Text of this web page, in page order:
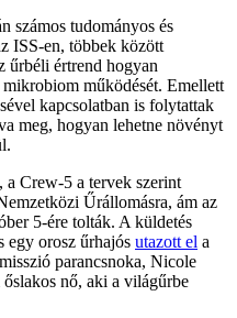
számos tudományos és
ISS-en, többek között
űrbéli értrend hogyan
működését. Emellett
kapcsolatban is folytattak
meg, hogyan lehetne növényt
Crew-5 a tervek szerint
Űrállomásra, ám az
5-ére tolták. A küldetés
egy orosz űrhajós utazott el a
parancsnoka, Nicole
nő, aki a világűrbe